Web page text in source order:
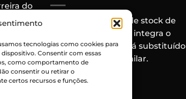
tecnologias como cookies para
Consentir com essas
como comportamento de
consentir ou retirar o
certos recursos e funções.
do
Em caso de rotura de stock de
algum produto que integra o
cabaz, o mesmo será substituído
por um produto similar.